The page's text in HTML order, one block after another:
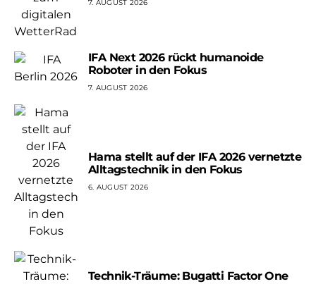
7. AUGUST 2026
IFA Next 2026 rückt humanoide
Roboter in den Fokus
7. AUGUST 2026
Hama stellt auf der IFA 2026 vernetzte
Alltagstechnik in den Fokus
6. AUGUST 2026
Technik-Träume: Bugatti Factor One